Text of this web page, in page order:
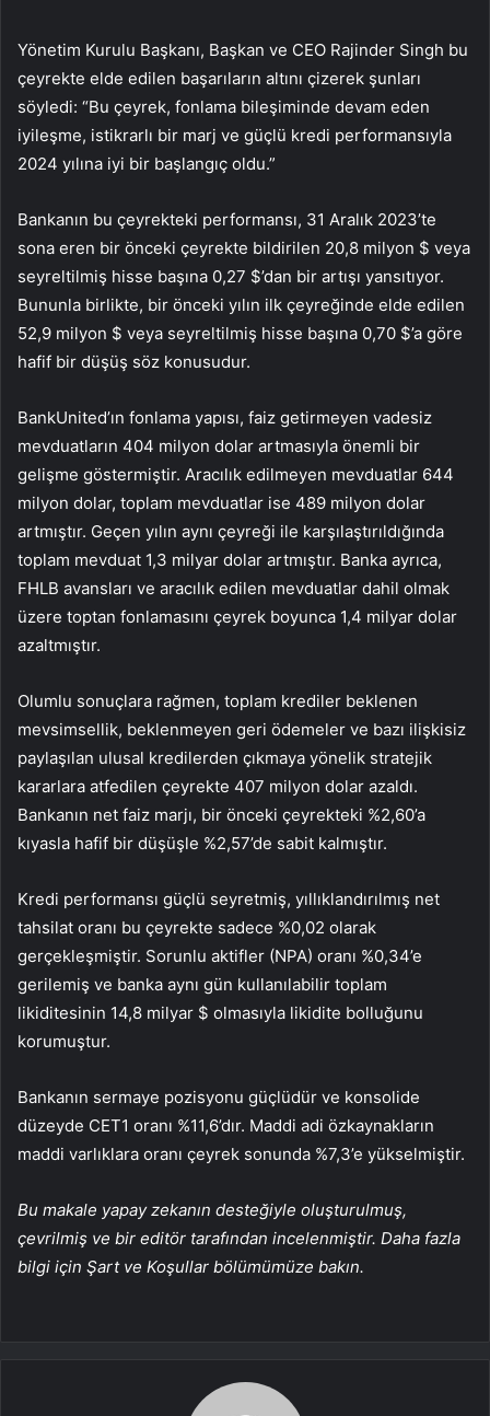
Yönetim Kurulu Başkanı, Başkan ve CEO Rajinder Singh bu
çeyrekte elde edilen başarıların altını çizerek şunları
söyledi: “Bu çeyrek, fonlama bileşiminde devam eden
iyileşme, istikrarlı bir marj ve güçlü kredi performansıyla
2024 yılına iyi bir başlangıç oldu.”
Bankanın bu çeyrekteki performansı, 31 Aralık 2023’te
sona eren bir önceki çeyrekte bildirilen 20,8 milyon $ veya
seyreltilmiş hisse başına 0,27 $’dan bir artışı yansıtıyor.
Bununla birlikte, bir önceki yılın ilk çeyreğinde elde edilen
52,9 milyon $ veya seyreltilmiş hisse başına 0,70 $’a göre
hafif bir düşüş söz konusudur.
BankUnited’ın fonlama yapısı, faiz getirmeyen vadesiz
mevduatların 404 milyon dolar artmasıyla önemli bir
gelişme göstermiştir. Aracılık edilmeyen mevduatlar 644
milyon dolar, toplam mevduatlar ise 489 milyon dolar
artmıştır. Geçen yılın aynı çeyreği ile karşılaştırıldığında
toplam mevduat 1,3 milyar dolar artmıştır. Banka ayrıca,
FHLB avansları ve aracılık edilen mevduatlar dahil olmak
üzere toptan fonlamasını çeyrek boyunca 1,4 milyar dolar
azaltmıştır.
Olumlu sonuçlara rağmen, toplam krediler beklenen
mevsimsellik, beklenmeyen geri ödemeler ve bazı ilişkisiz
paylaşılan ulusal kredilerden çıkmaya yönelik stratejik
kararlara atfedilen çeyrekte 407 milyon dolar azaldı.
Bankanın net faiz marjı, bir önceki çeyrekteki %2,60’a
kıyasla hafif bir düşüşle %2,57’de sabit kalmıştır.
Kredi performansı güçlü seyretmiş, yıllıklandırılmış net
tahsilat oranı bu çeyrekte sadece %0,02 olarak
gerçekleşmiştir. Sorunlu aktifler (NPA) oranı %0,34’e
gerilemiş ve banka aynı gün kullanılabilir toplam
likiditesinin 14,8 milyar $ olmasıyla likidite bolluğunu
korumuştur.
Bankanın sermaye pozisyonu güçlüdür ve konsolide
düzeyde CET1 oranı %11,6’dır. Maddi adi özkaynakların
maddi varlıklara oranı çeyrek sonunda %7,3’e yükselmiştir.
Bu makale yapay zekanın desteğiyle oluşturulmuş,
çevrilmiş ve bir editör tarafından incelenmiştir. Daha fazla
bilgi için Şart ve Koşullar bölümümüze bakın.